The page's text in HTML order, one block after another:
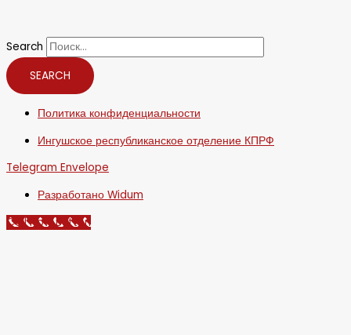
Search
SEARCH
Политика конфиденциальности
Ингушское республиканское отделение КПРФ
Telegram Envelope
Разработано Widum
Call Now Button